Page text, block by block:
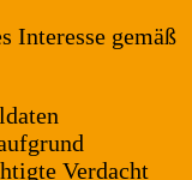
Interesse gemäß
Verdacht